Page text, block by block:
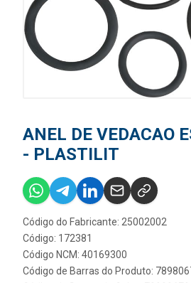
ANEL DE VEDACAO
- PLASTILIT
Código do Fabricante: 25002002
Código: 172381
Código NCM: 40169300
Código de Barras do Produto: